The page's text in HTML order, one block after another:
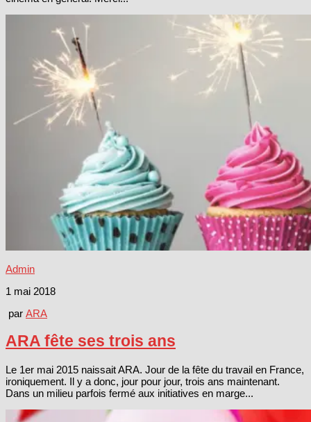
Admin
1 mai 2018
par ARA
ARA fête ses trois ans
Le 1er mai 2015 naissait ARA. Jour de la fête du travail en France,
ironiquement. Il y a donc, jour pour jour, trois ans maintenant.
Dans un milieu parfois fermé aux initiatives en marge...